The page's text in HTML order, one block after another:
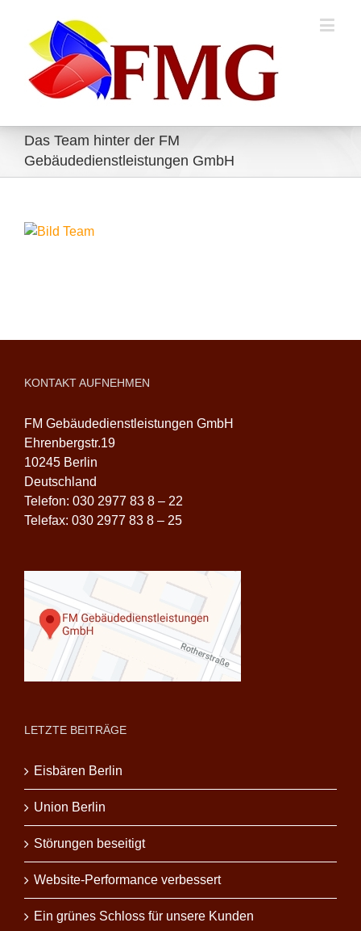
Das Team hinter der FM
Gebäudedienstleistungen GmbH
KONTAKT AUFNEHMEN
FM Gebäudedienstleistungen GmbH
Ehrenbergstr.19
10245 Berlin
Deutschland
Telefon: 030 2977 83 8 – 22
Telefax: 030 2977 83 8 – 25
LETZTE BEITRÄGE
Eisbären Berlin
Union Berlin
Störungen beseitigt
Website-Performance verbessert
Ein grünes Schloss für unsere Kunden